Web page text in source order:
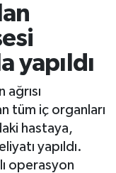
yapıldı
tüm iç organları
hastaya,
yapıldı.
operasyon